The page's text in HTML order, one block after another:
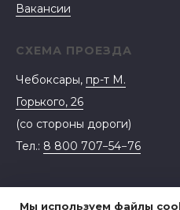
Мы используем файлы
Вакансии
СХЕМА ПРОЕЗДА
Чебоксары, пр-т М.
Горького, 26
(со стороны дороги)
Тел.: 8 800 707−54−76